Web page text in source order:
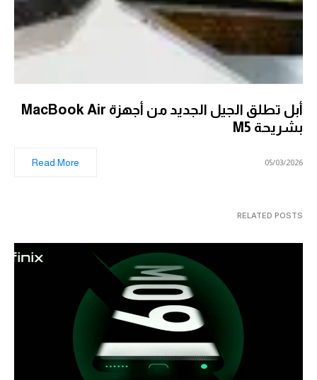
أبل تطلق الجيل الجديد من أجهزة MacBook Air
بشريحة M5
05/03/2026
Read More
RELATED POSTS